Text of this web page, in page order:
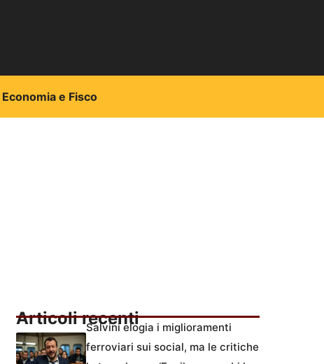
Economia e Fisco
Articoli recentiSalvini elogia i miglioramenti
ferroviari sui social, ma le critiche